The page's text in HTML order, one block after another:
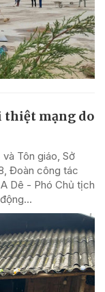
thiệt mạng do
Tôn giáo, Sở
Đoàn công tác
Dê - Phó Chủ tịch